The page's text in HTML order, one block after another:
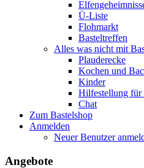
Ü-Liste
Flohmarkt
Basteltreffen
Alles was nicht mit
Plauderecke
Kochen und
Kinder
Hilfestellung
Chat
Zum Bastelshop
Anmelden
Neuer Benutzer
Angebote